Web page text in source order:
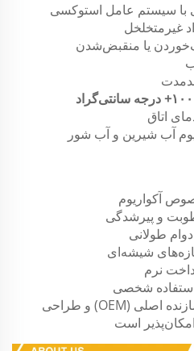
با سیستم عامل استوکسی
غیرمتخلخل
یا منقبض‌شدن
اتاق
آب شیرین و آب شور
آکواریوم
و پیرشدگی
طولانی
شیشه‌ای
شخصی
سفارشی‌سازی تولید توسط سازنده اصلی (OEM) و طراحی